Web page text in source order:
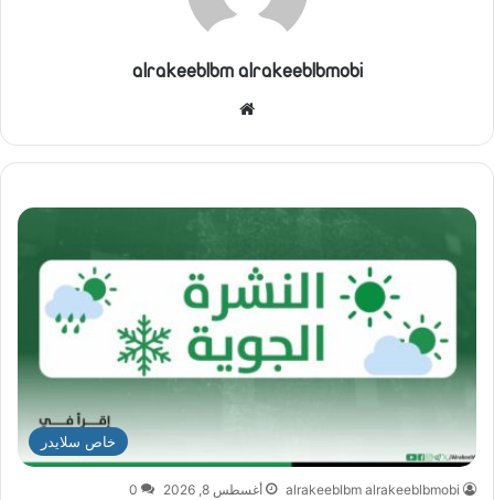
alrakeeblbm alrakeeblbmobi
الوي
خاص سلايدر
alrakeeblbm alrakeeblbmobi أغسطس 8, 2026 0